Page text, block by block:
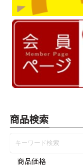
商品検索
商品価格